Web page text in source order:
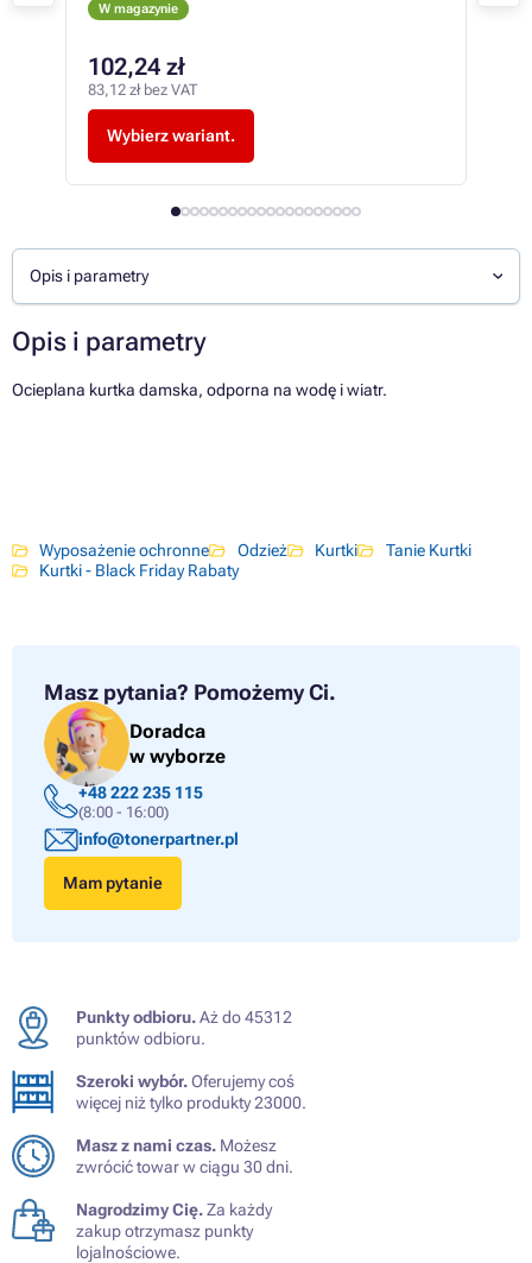
W magazynie
102,24 zł
83,12 zł bez VAT
Wybierz wariant.
W
Opis i parametry
Opis i parametry
Ocieplana kurtka damska, odporna na wodę i wiatr.
Wyposażenie ochronne Odzież Kurtki
Tanie Kurtki
Kurtki - Black Friday Rabaty
Masz pytania? Pomożemy Ci.
Doradca
w wyborze
+48 222 235 115
(8:00 - 16:00)
info@tonerpartner.pl
Mam pytanie
Punkty odbioru.Aż do 45312
punktów odbioru.
Szeroki wybór.Oferujemy coś
więcej niż tylko produkty 23000.
Masz z nami czas. Możesz
zwrócić towar w ciągu 30 dni.
Nagrodzimy Cię.Za każdy
zakup otrzymasz punkty
lojalnościowe.